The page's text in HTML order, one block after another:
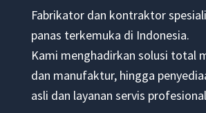
Fabrikator dan kontraktor
panas terkemuka di Indonesia.
Kami menghadirkan solusi total
dan manufaktur, hingga
asli dan layanan servis